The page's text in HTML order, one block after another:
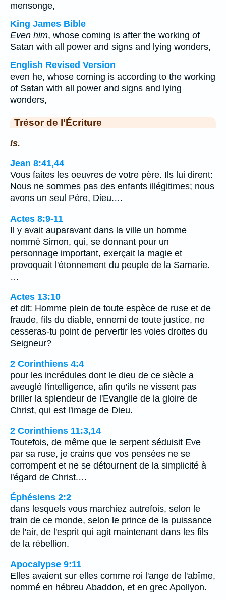
mensonge,
King James Bible
Even him, whose coming is after the working of
Satan with all power and signs and lying wonders,
English Revised Version
even he, whose coming is according to the working
of Satan with all power and signs and lying
wonders,
Trésor de l'Écriture
is.
Jean 8:41,44
Vous faites les oeuvres de votre père. Ils lui dirent:
Nous ne sommes pas des enfants illégitimes; nous
avons un seul Père, Dieu.…
Actes 8:9-11
Il y avait auparavant dans la ville un homme
nommé Simon, qui, se donnant pour un
personnage important, exerçait la magie et
provoquait l'étonnement du peuple de la Samarie.
…
Actes 13:10
et dit: Homme plein de toute espèce de ruse et de
fraude, fils du diable, ennemi de toute justice, ne
cesseras-tu point de pervertir les voies droites du
Seigneur?
2 Corinthiens 4:4
pour les incrédules dont le dieu de ce siècle a
aveuglé l'intelligence, afin qu'ils ne vissent pas
briller la splendeur de l'Evangile de la gloire de
Christ, qui est l'image de Dieu.
2 Corinthiens 11:3,14
Toutefois, de même que le serpent séduisit Eve
par sa ruse, je crains que vos pensées ne se
corrompent et ne se détournent de la simplicité à
l'égard de Christ.…
Éphésiens 2:2
dans lesquels vous marchiez autrefois, selon le
train de ce monde, selon le prince de la puissance
de l'air, de l'esprit qui agit maintenant dans les fils
de la rébellion.
Apocalypse 9:11
Elles avaient sur elles comme roi l'ange de l'abîme,
nommé en hébreu Abaddon, et en grec Apollyon.